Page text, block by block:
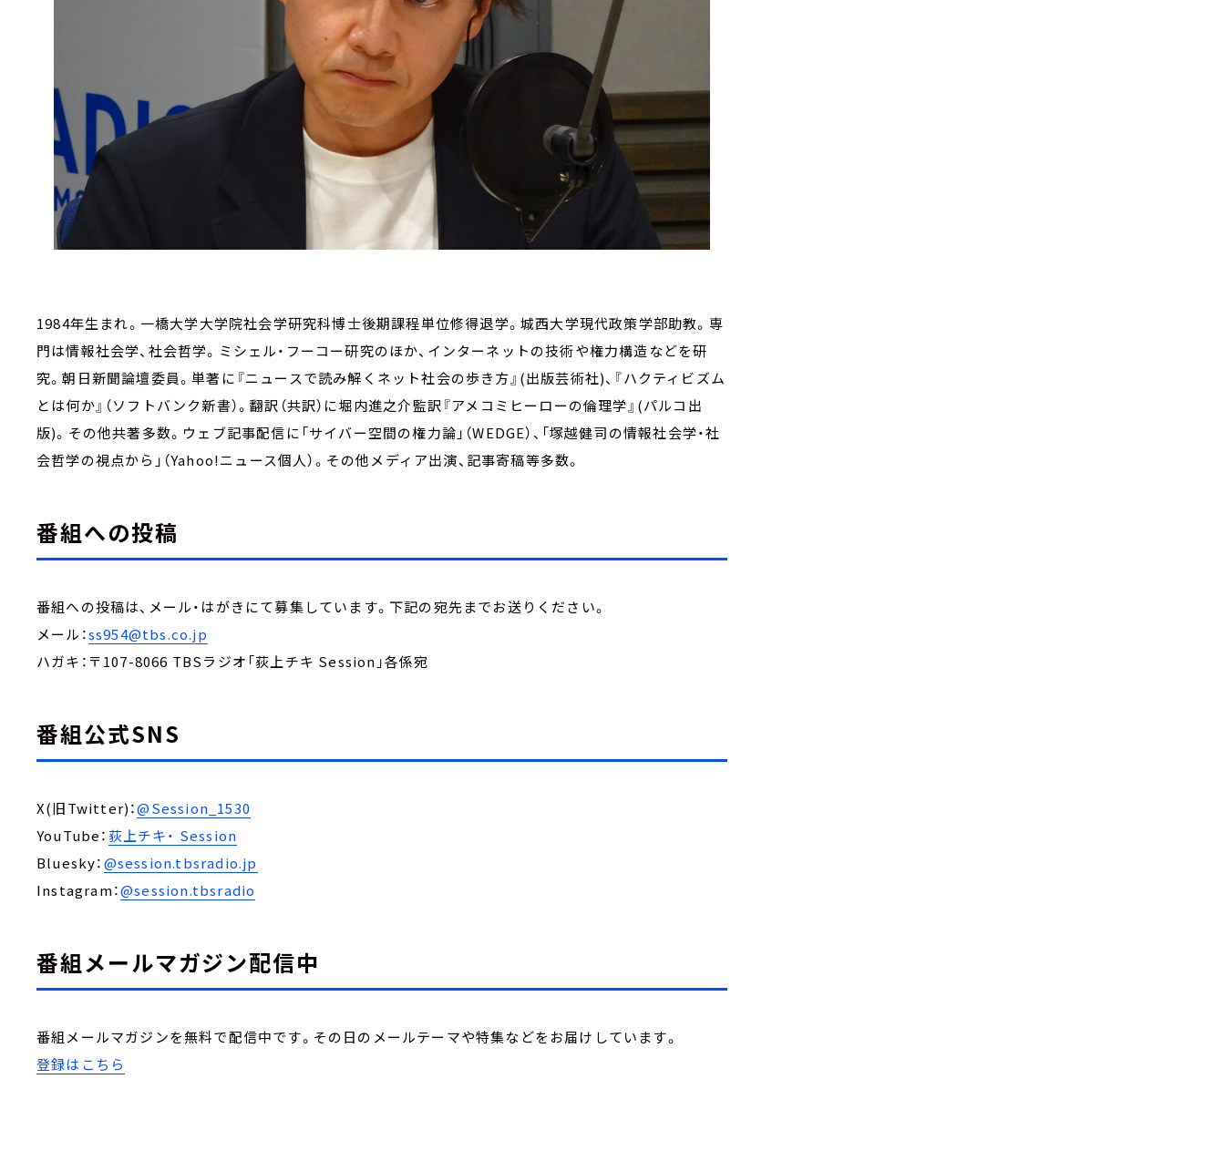
1984年生まれ。一橋大学大学院社会学研究科博士後期課程単位修得退学。城西大学現代政策学部助教。専
門は情報社会学、社会哲学。ミシェル・フーコー研究のほか、インターネットの技術や権力構造などを研
究。朝日新聞論壇委員。単著に『ニュースで読み解くネット社会の歩き方』(出版芸術社)、『ハクティビズム
とは何か』（ソフトバンク新書）。翻訳（共訳）に堀内進之介監訳『アメコミヒーローの倫理学』(パルコ出
版)。その他共著多数。ウェブ記事配信に「サイバー空間の権力論」（WEDGE）、「塚越健司の情報社会学・社
会哲学の視点から」（Yahoo!ニュース個人）。その他メディア出演、記事寄稿等多数。
番組への投稿
番組への投稿は、メール・はがきにて募集しています。下記の宛先までお送りください。
メール：ss954@tbs.co.jp
ハガキ：〒107-8066 TBSラジオ「荻上チキ Session」各係宛
番組公式SNS
X(旧Twitter)：@Session_1530
YouTube： 荻上チキ・ Session
Bluesky：@session.tbsradio.jp
Instagram：@session.tbsradio
番組メールマガジン配信中
番組メールマガジンを無料で配信中です。その日のメールテーマや特集などをお届けしています。
登録はこちら